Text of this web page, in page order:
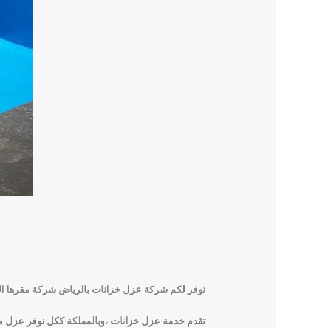
نوفر لكم شركة عزل خزانات بالرياض شركة مقرها
تقدم خدمة عزل خزانات ،وبالمملكة ككل نوفر عزل